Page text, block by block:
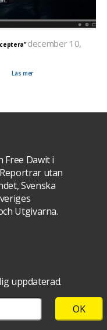
december 10,
Läs mer
Free Dawit i
utan
Svenska
Utgivarna.
uppdaterad.